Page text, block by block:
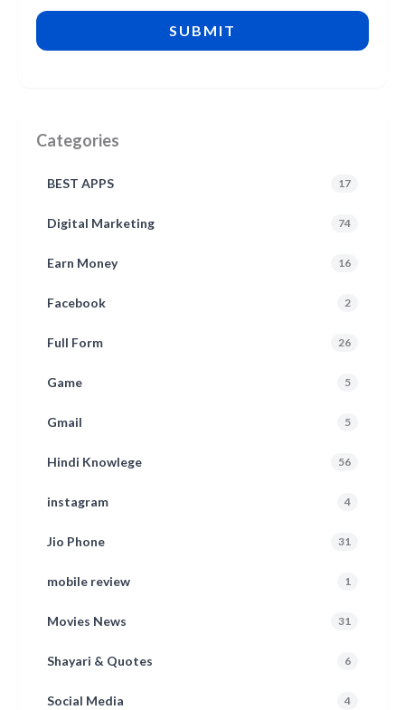
Categories
BEST APPS 17
Digital Marketing 74
Earn Money 16
Facebook 2
Full Form 26
Game 5
Gmail 5
Hindi Knowlege 56
instagram 4
Jio Phone 31
mobile review 1
Movies News 31
Shayari & Quotes 6
Social Media 4